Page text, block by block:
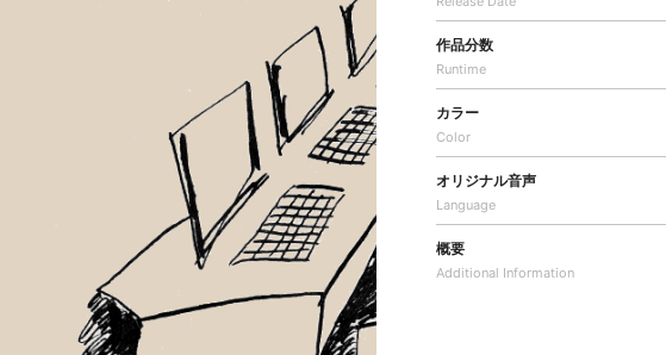
作品分数
Runtime
カラー
Color
オリジナル音声
Language
概要
Additional Information